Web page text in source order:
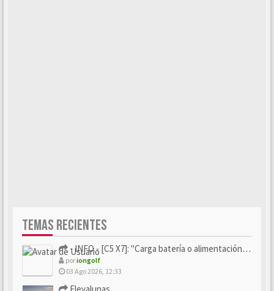
TEMAS RECIENTES
- INFO - [C5 X7]: "Carga batería o alimentación eléctri...
poriongolf
03 Ago 2026, 12:33